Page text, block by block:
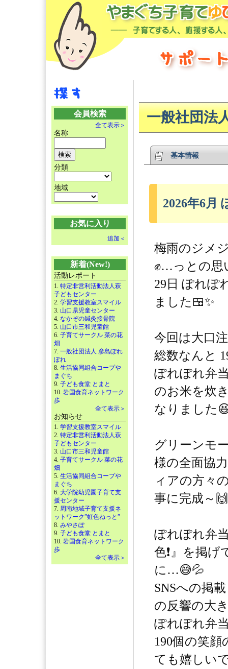
会員検索
全て表示＞
名称
分類
地域
お気に入り
追加＜
新着(New!)
活動レポート
1. 特定非営利活動法人萩
子どもセンター
2. 学習支援教室スマイル
3. 山口県児童センター
4. なかぞの鍼灸接骨院
5. 山口市三和児童館
6. 子育てサークル 菜の花
畑
7. 一般社団法人 彦島ぽれ
ぽれ
8. 生活協同組合コープや
まぐち
9. 子ども食堂 とまと
10. 岩国食育ネットワーク
歩
全て表示＞
お知らせ
1. 学習支援教室スマイル
2. 特定非営利活動法人萩
子どもセンター
3. 山口市三和児童館
4. 子育てサークル 菜の花
畑
5. 生活協同組合コープや
まぐち
6. 大学院幼児園子育て支
援センター
7. 周南地域子育て支援ネ
ットワーク”虹色ねっと”
8. みやさぽ
9. 子ども食堂 とまと
10. 岩国食育ネットワーク
歩
全て表示＞
一般社団法
基本情報
2026年6月
梅雨のジメ
✊…っとの思
29日 ぽれぽ
ました🍱✨️
今回は大口
総数なんと
ぽれぽれ弁
のお米を炊
なりました
グリーンモ
様の全面協
ィアの方々
事に完成～🙌
ぽれぽれ弁
色❗️』を掲
に…😅💦
SNSへの掲
の反響の大
ぽれぽれ弁
190個の笑
ても嬉しい